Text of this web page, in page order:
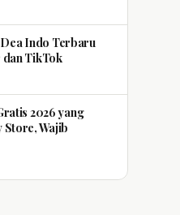
Indo Terbaru
TikTok
2026 yang
Store, Wajib